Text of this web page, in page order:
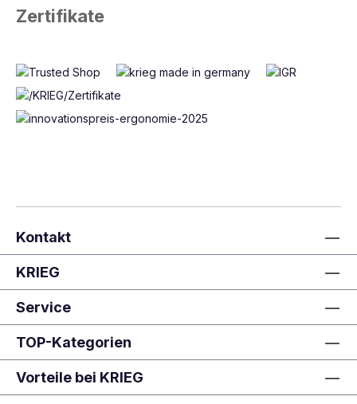
Zertifikate
Kontakt
KRIEG
Service
TOP-Kategorien
Vorteile bei KRIEG